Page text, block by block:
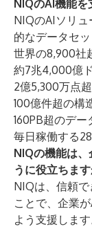
NIQのAI機能を
NIQのAIソリ
的なデータセッ
世界の8,900社
約7兆4,000億
2億5,300万点
100億件超の構
160PB超のデー
毎日稼働する
NIQの機能は
うに役立ちます
NIQは、信頼
ことで、企業
よう支援します